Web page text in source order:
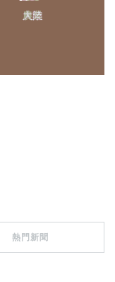
農業
熱門新聞